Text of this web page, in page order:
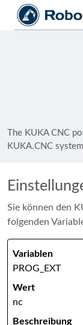
The KUKA CNC
KUKA.CNC
Sie können den
folgenden
PROG_EXT
nc